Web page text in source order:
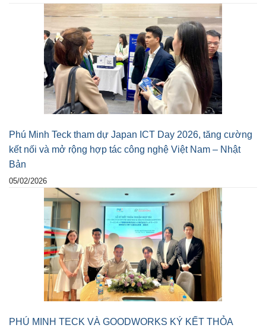
Phú Minh Teck tham dự Japan ICT Day 2026, tăng cường
kết nối và mở rộng hợp tác công nghệ Việt Nam – Nhật
Bản
05/02/2026
PHÚ MINH TECK VÀ GOODWORKS KÝ KẾT THỎA